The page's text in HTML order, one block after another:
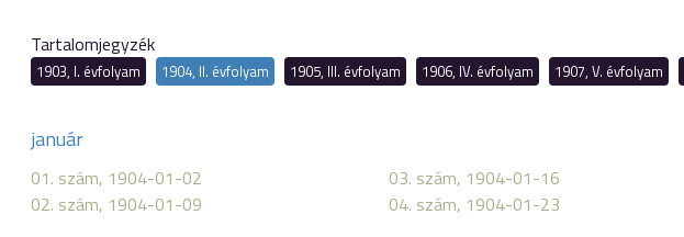
Tartalomjegyzék
1903, I. évfolyam 1904, II. évfolyam 1905, III. évfolyam 1906, IV. évfolyam 1907, V. évfolyam
január
01. szám, 1904-01-02
02. szám, 1904-01-09
03. szám, 1904-01-16
04. szám, 1904-01-23